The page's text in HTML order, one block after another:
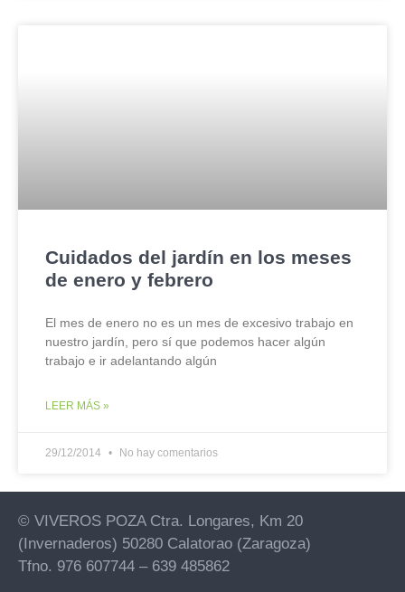
Cuidados del jardín en los meses
de enero y febrero
El mes de enero no es un mes de excesivo trabajo en
nuestro jardín, pero sí que podemos hacer algún
trabajo e ir adelantando algún
LEER MÁS »
29/12/2014 No hay comentarios
© VIVEROS POZA Ctra. Longares, Km 20
(Invernaderos) 50280 Calatorao (Zaragoza)
Tfno. 976 607744 – 639 485862